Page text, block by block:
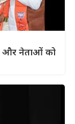
और नेताओं को